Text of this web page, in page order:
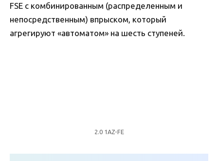
FSE с комбинированным (распределенным и
непосредственным) впрыском, который
агрегируют «автоматом» на шесть ступеней.
2.0 1AZ-FE